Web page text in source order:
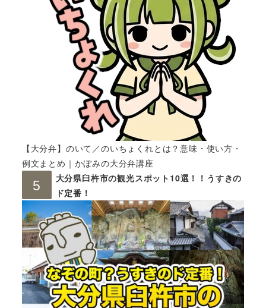
【大分弁】のいて／のいちょくれとは？意味・使い方・
例文まとめ｜かぼみの大分弁講座
大分県臼杵市の観光スポット10選！！うすきの
ド定番！